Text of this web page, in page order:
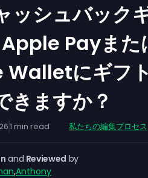
ッシュバック
Payまた
Walletにギフ
きますか？
1 min read 私たちの編集プロセス
and Reviewed by
,Anthony